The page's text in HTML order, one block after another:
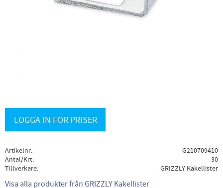
LOGGA IN FÖR PRISER
Artikelnr
G210709410
Antal/Krt
30
Tillverkare
GRIZZLY Kakellister
Visa alla produkter från GRIZZLY Kakellister